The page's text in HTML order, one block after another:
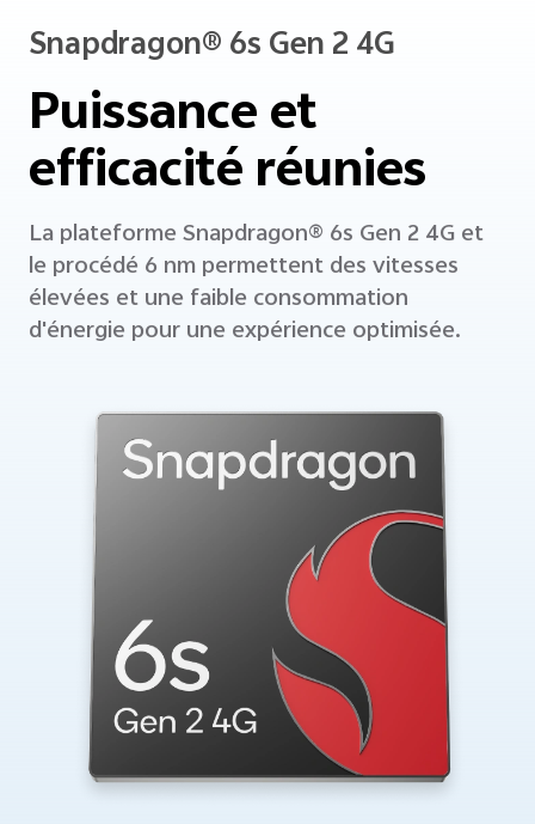
Snapdragon® 6s Gen 2 4G
Puissance et
efficacité réunies
La plateforme Snapdragon® 6s Gen 2 4G et
le procédé 6 nm permettent des vitesses
élevées et une faible consommation
d'énergie pour une expérience optimisée.